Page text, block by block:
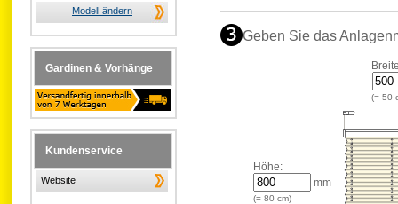
Modell ändern
Gardinen & Vorhänge
Kundenservice
Website
Geben Sie das
(=50
Höhe:
mm
(= 80 cm)